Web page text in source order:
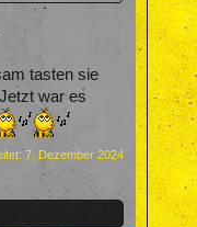
tasten sie
war es
7. Dezember 2024